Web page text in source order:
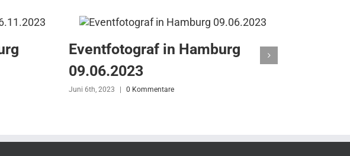
Eventfotograf in Hamburg
09.06.2023
Juni 6th, 2023 | 0 Kommentare